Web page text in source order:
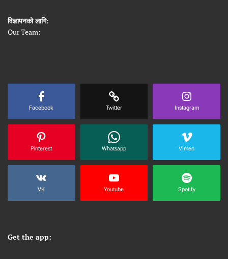
विज्ञापनको लागि:
Our Team:
Facebook Twitter Instagram
Pinterest Whatsapp Vimeo
VK Youtube Spotify
Get the app: